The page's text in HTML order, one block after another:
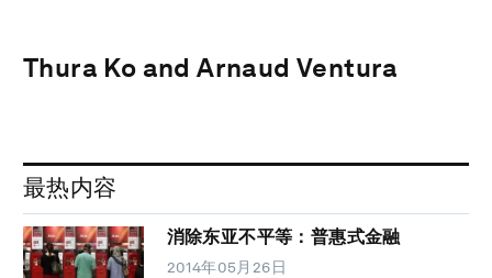
Thura Ko and Arnaud Ventura
最热内容
消除东亚不平等：普惠式金融
2014年05月26日